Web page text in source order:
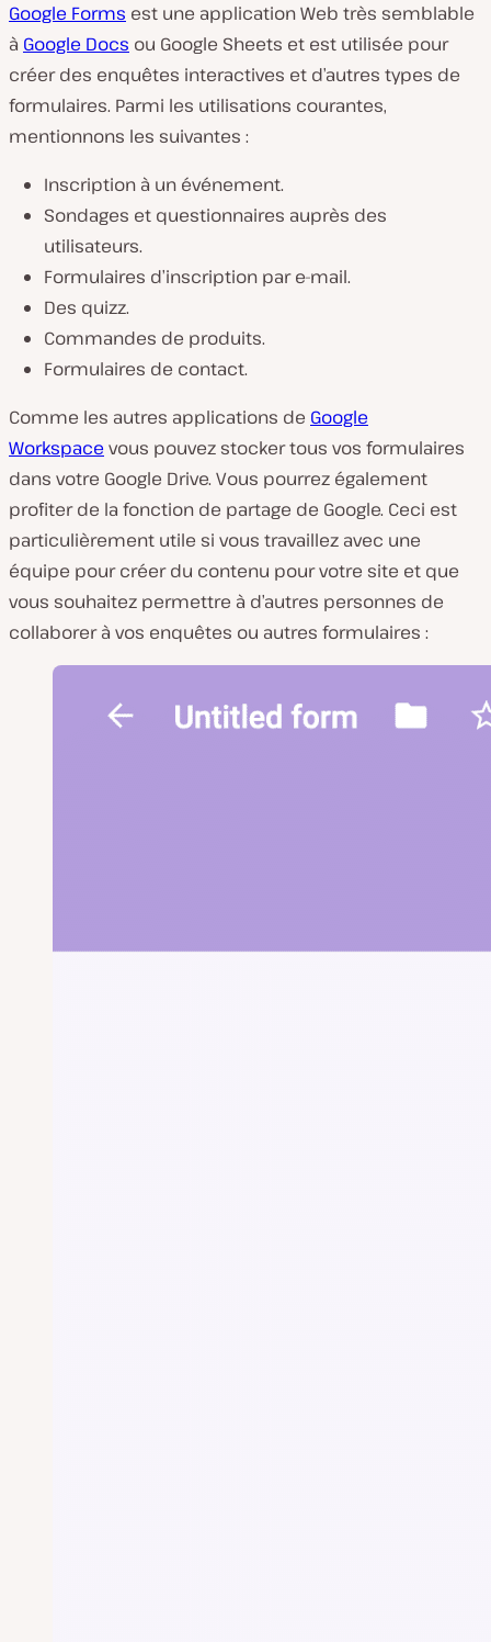
Google Forms est une application Web très semblable
à Google Docs ou Google Sheets et est utilisée pour
créer des enquêtes interactives et d’autres types de
formulaires. Parmi les utilisations courantes,
mentionnons les suivantes :
Inscription à un événement.
Sondages et questionnaires auprès des
utilisateurs.
Formulaires d’inscription par e-mail.
Des quizz.
Commandes de produits.
Formulaires de contact.
Comme les autres applications de Google
Workspace vous pouvez stocker tous vos formulaires
dans votre Google Drive. Vous pourrez également
profiter de la fonction de partage de Google. Ceci est
particulièrement utile si vous travaillez avec une
équipe pour créer du contenu pour votre site et que
vous souhaitez permettre à d’autres personnes de
collaborer à vos enquêtes ou autres formulaires :